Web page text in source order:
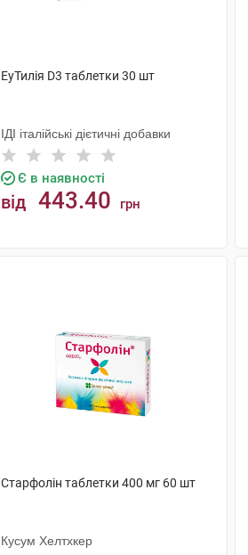
ЕуТилія D3 таблетки 30 шт
ІДІ італійські дієтичні добавки
Є в наявності
від 443.40 грн
Старфолін таблетки 400 мг 60 шт
Кусум Хелтхкер